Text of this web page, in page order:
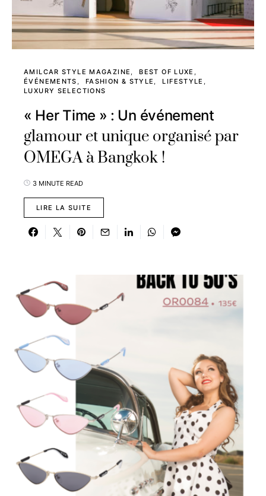
AMILCAR STYLE MAGAZINE
BEST OF LUXE
ÉVÉNEMENTS
FASHION & STYLE
LIFESTYLE
LUXURY SELECTIONS
« Her Time » : Un événement
glamour et unique organisé par
OMEGA à Bangkok !
3 MINUTE READ
LIRE LA SUITE